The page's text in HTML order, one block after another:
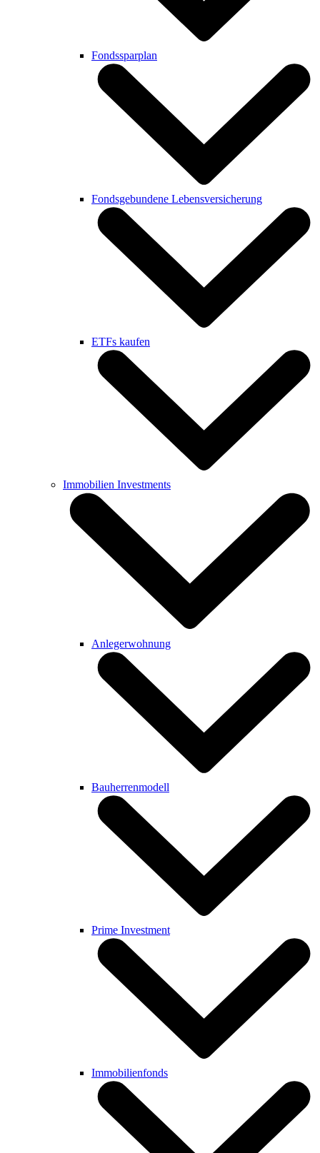
Fondssparplan
Fondsgebundene Lebensversicherung
ETFs kaufen
Immobilien Investments
Anlegerwohnung
Bauherrenmodell
Prime Investment
Immobilienfonds